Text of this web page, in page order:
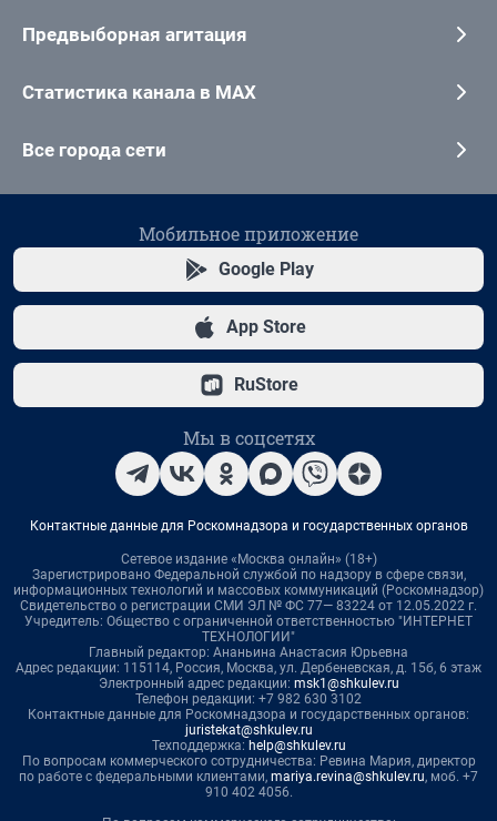
Предвыборная агитация
Статистика канала в MAX
Все города сети
Мобильное приложение
Google Play
App Store
RuStore
Мы в соцсетях
Контактные данные для Роскомнадзора и государственных органов
Сетевое издание «Москва онлайн» (18+)
Зарегистрировано Федеральной службой по надзору в сфере связи,
информационных технологий и массовых коммуникаций (Роскомнадзор)
Свидетельство о регистрации СМИ ЭЛ № ФС 77— 83224 от 12.05.2022 г.
Учредитель: Общество с ограниченной ответственностью "ИНТЕРНЕТ
ТЕХНОЛОГИИ"
Главный редактор: Ананьина Анастасия Юрьевна
Адрес редакции: 115114, Россия, Москва, ул. Дербеневская, д. 15б, 6 этаж
Электронный адрес редакции: msk1@shkulev.ru
Телефон редакции: +7 982 630 3102
Контактные данные для Роскомнадзора и государственных органов:
juristekat@shkulev.ru
Техподдержка: help@shkulev.ru
По вопросам коммерческого сотрудничества: Ревина Мария, директор
по работе с федеральными клиентами, mariya.revina@shkulev.ru, моб. +7
910 402 4056.